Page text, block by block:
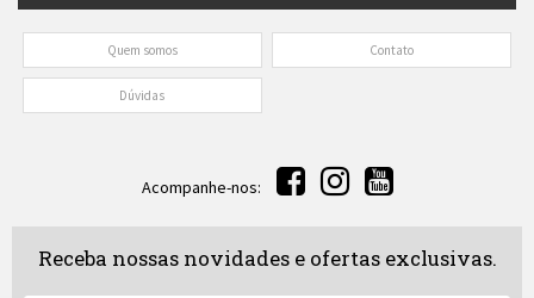
Quem somos Contato
Dúvidas
Acompanhe-nos:
Receba nossas novidades e ofertas exclusivas.